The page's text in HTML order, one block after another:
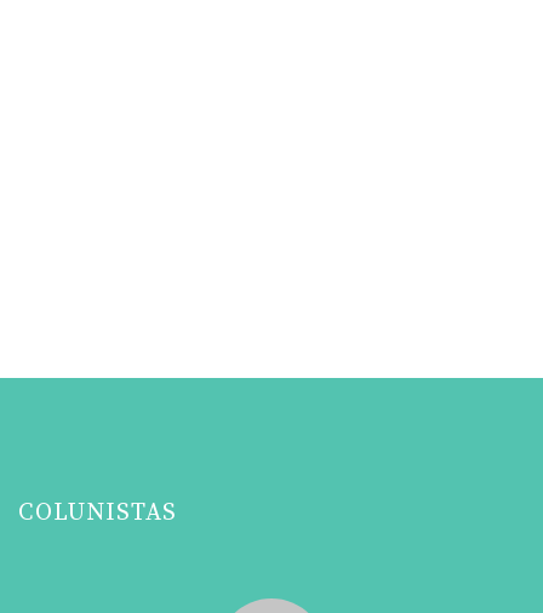
COLUNISTAS